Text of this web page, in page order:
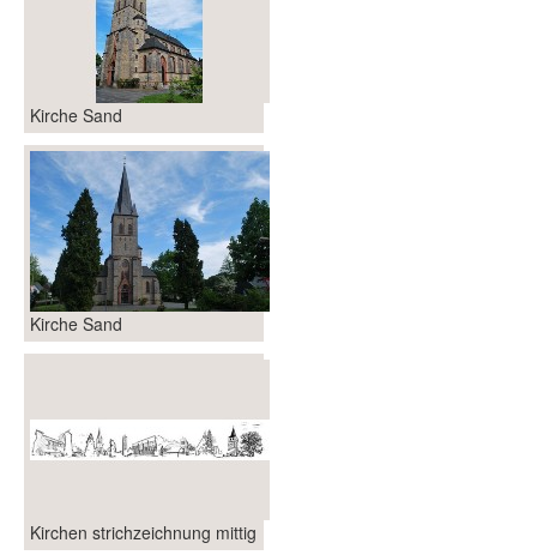
Kirche Sand
Kirche Sand
Kirchen strichzeichnung mittig